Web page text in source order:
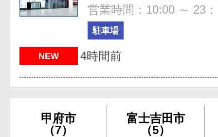
営業時間：10:00 ～ 23
駐車場
NEW 4時間前
甲府市
（7）
富士吉田市
（5）